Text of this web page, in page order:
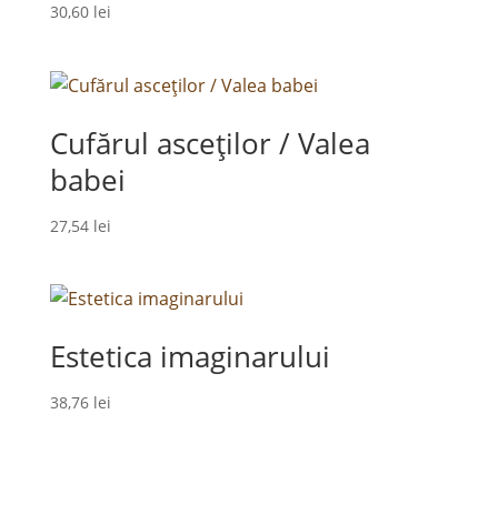
30,60 lei
Cufărul asceților / Valea
babei
27,54 lei
Estetica imaginarului
38,76 lei